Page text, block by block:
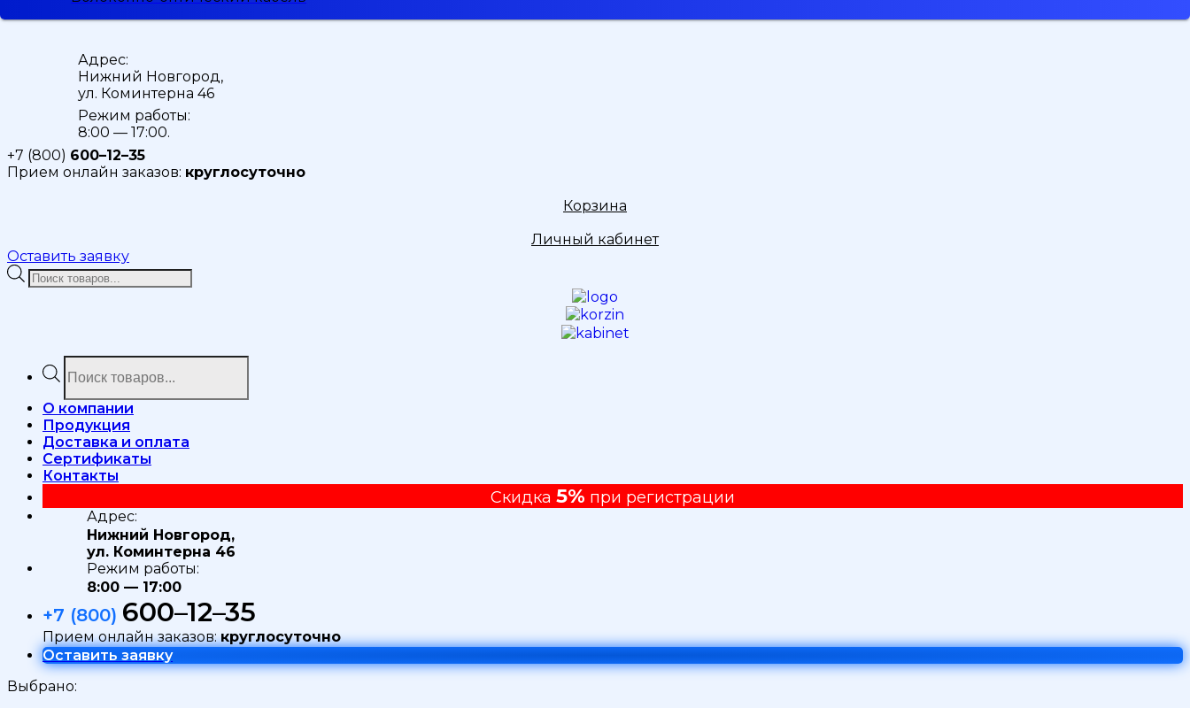
Адрес:
Нижний Новгород,
ул. Коминтерна 46
Режим работы:
8:00 — 17:00.
+7 (800) 600–12–35
Прием онлайн заказов: круглосуточно
Корзина
Личный кабинет
Оставить заявку
Поиск
товаров
Поиск
товаров
О компании
Продукция
Доставка и оплата
Сертификаты
Контакты
Скидка 5% при регистрации
Адрес:
Нижний Новгород,
ул. Коминтерна 46
Режим работы:
8:00 — 17:00
+7 (800) 600–12–35
Прием онлайн заказов:круглосуточно
Оставить заявку
Выбрано: